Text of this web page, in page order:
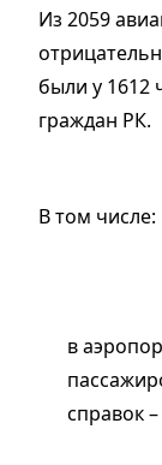
Из 2059
были у 1612
граждан РК.
В том числе:
в
справок